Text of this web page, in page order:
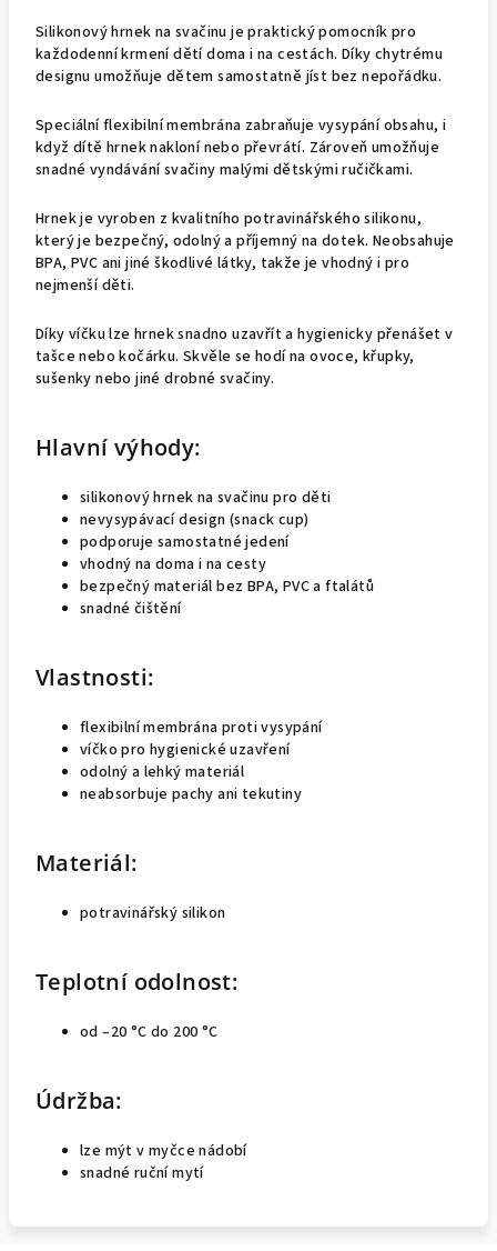
Silikonový hrnek na svačinu je praktický pomocník pro
každodenní krmení dětí doma i na cestách. Díky chytrému
designu umožňuje dětem samostatně jíst bez nepořádku.
Speciální flexibilní membrána zabraňuje vysypání obsahu, i
když dítě hrnek nakloní nebo převrátí. Zároveň umožňuje
snadné vyndávání svačiny malými dětskými ručičkami.
Hrnek je vyroben z kvalitního potravinářského silikonu,
který je bezpečný, odolný a příjemný na dotek. Neobsahuje
BPA, PVC ani jiné škodlivé látky, takže je vhodný i pro
nejmenší děti.
Díky víčku lze hrnek snadno uzavřít a hygienicky přenášet v
tašce nebo kočárku. Skvěle se hodí na ovoce, křupky,
sušenky nebo jiné drobné svačiny.
Hlavní výhody:
silikonový hrnek na svačinu pro děti
nevysypávací design (snack cup)
podporuje samostatné jedení
vhodný na doma i na cesty
bezpečný materiál bez BPA, PVC a ftalátů
snadné čištění
Vlastnosti:
flexibilní membrána proti vysypání
víčko pro hygienické uzavření
odolný a lehký materiál
neabsorbuje pachy ani tekutiny
Materiál:
potravinářský silikon
Teplotní odolnost:
od –20 °C do 200 °C
Údržba:
lze mýt v myčce nádobí
snadné ruční mytí